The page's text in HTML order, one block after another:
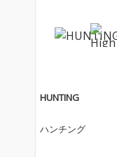
HUNTING
ハンチング